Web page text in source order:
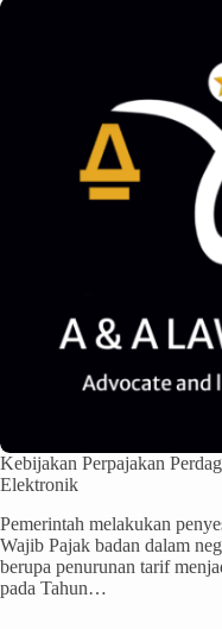
Kebijakan Perpajakan
Elektronik
Pemerintah melakukan
Wajib Pajak badan dalam
berupa penurunan tarif
pada Tahun…